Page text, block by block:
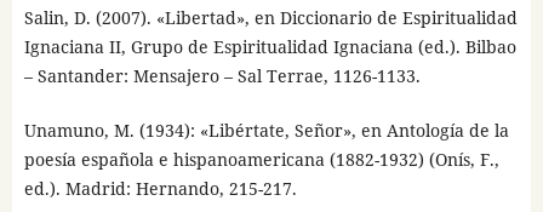
Salin, D. (2007). «Libertad», en Diccionario de Espiritualidad
Ignaciana II, Grupo de Espiritualidad Ignaciana (ed.). Bilbao
– Santander: Mensajero – Sal Terrae, 1126-1133.
Unamuno, M. (1934): «Libértate, Señor», en Antología de la
poesía española e hispanoamericana (1882-1932) (Onís, F.,
ed.). Madrid: Hernando, 215-217.